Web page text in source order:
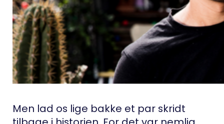
Men lad os lige bakke et par skridt